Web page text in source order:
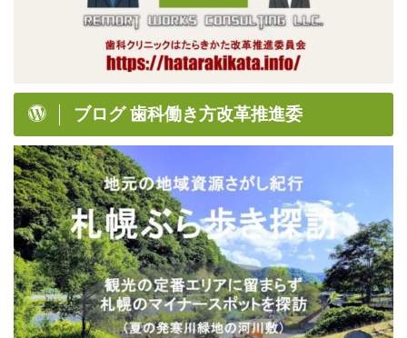
ブログ 歯科働き方改革推進委